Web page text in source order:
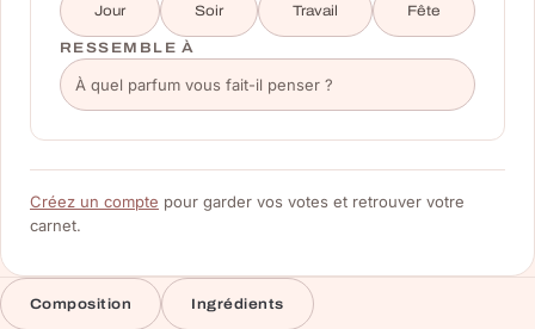
Jour Soir Travail Fête
RESSEMBLE À
Créez un compte pour garder vos votes et retrouver votre
carnet.
Composition Ingrédients